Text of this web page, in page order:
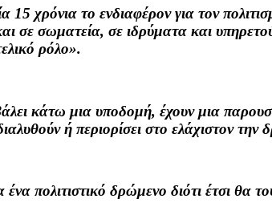
15 χρόνια το ενδιαφέρον για τον
σε σωματεία, σε ιδρύματα και
ρόλο».
κάτω μια υποδομή, έχουν μια
ή περιορίσει στο ελάχιστον την
πολιτιστικό δρώμενο διότι έτσι θα